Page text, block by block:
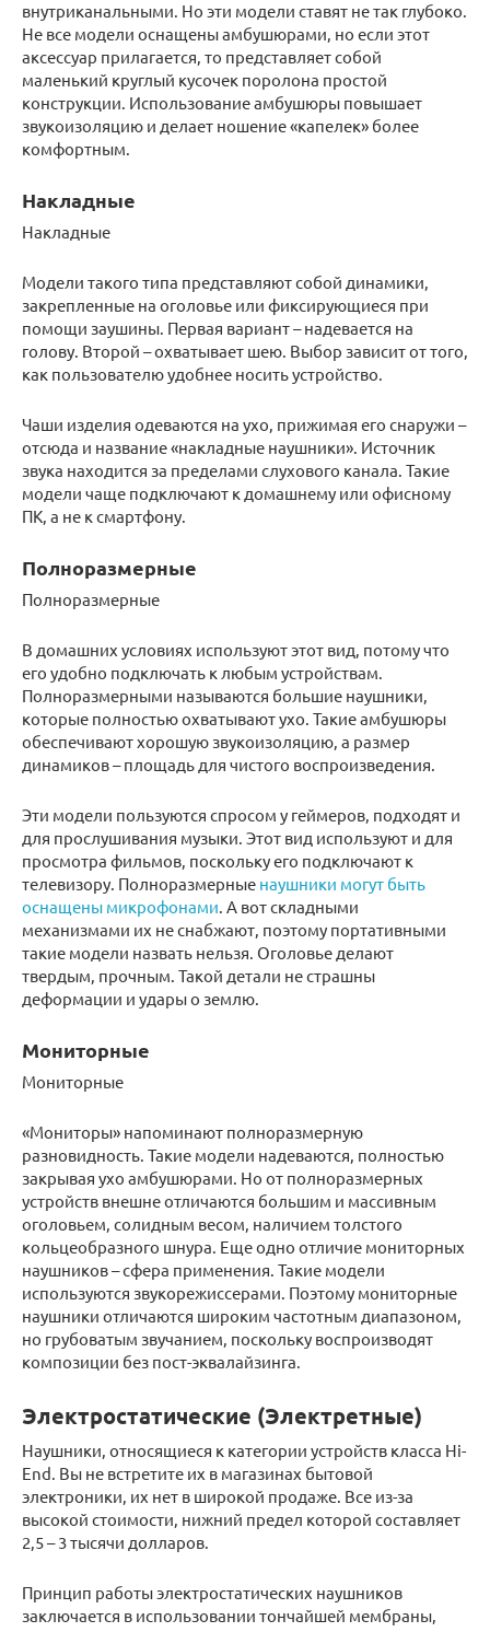
внутриканальными. Но эти модели ставят не так глубоко.
Не все модели оснащены амбушюрами, но если этот
аксессуар прилагается, то представляет собой
маленький круглый кусочек поролона простой
конструкции. Использование амбушюры повышает
звукоизоляцию и делает ношение «капелек» более
комфортным.
Накладные
Накладные
Модели такого типа представляют собой динамики,
закрепленные на оголовье или фиксирующиеся при
помощи заушины. Первая вариант – надевается на
голову. Второй – охватывает шею. Выбор зависит от того,
как пользователю удобнее носить устройство.
Чаши изделия одеваются на ухо, прижимая его снаружи –
отсюда и название «накладные наушники». Источник
звука находится за пределами слухового канала. Такие
модели чаще подключают к домашнему или офисному
ПК, а не к смартфону.
Полноразмерные
Полноразмерные
В домашних условиях используют этот вид, потому что
его удобно подключать к любым устройствам.
Полноразмерными называются большие наушники,
которые полностью охватывают ухо. Такие амбушюры
обеспечивают хорошую звукоизоляцию, а размер
динамиков – площадь для чистого воспроизведения.
Эти модели пользуются спросом у геймеров, подходят и
для прослушивания музыки. Этот вид используют и для
просмотра фильмов, поскольку его подключают к
телевизору. Полноразмерные наушники могут быть
оснащены микрофонами. А вот складными
механизмами их не снабжают, поэтому портативными
такие модели назвать нельзя. Оголовье делают
твердым, прочным. Такой детали не страшны
деформации и удары о землю.
Мониторные
Мониторные
«Мониторы» напоминают полноразмерную
разновидность. Такие модели надеваются, полностью
закрывая ухо амбушюрами. Но от полноразмерных
устройств внешне отличаются большим и массивным
оголовьем, солидным весом, наличием толстого
кольцеобразного шнура. Еще одно отличие мониторных
наушников – сфера применения. Такие модели
используются звукорежиссерами. Поэтому мониторные
наушники отличаются широким частотным диапазоном,
но грубоватым звучанием, поскольку воспроизводят
композиции без пост-эквалайзинга.
Электростатические (Электретные)
Наушники, относящиеся к категории устройств класса Hi-
End. Вы не встретите их в магазинах бытовой
электроники, их нет в широкой продаже. Все из-за
высокой стоимости, нижний предел которой составляет
2,5 – 3 тысячи долларов.
Принцип работы электростатических наушников
заключается в использовании тончайшей мембраны,